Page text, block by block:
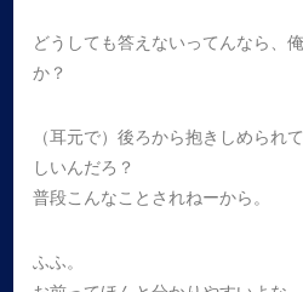
どうしても答えないってんなら、
か？
（耳元で）後ろから抱きしめられ
しいんだろ？
普段こんなことされねーから。
ふふ。